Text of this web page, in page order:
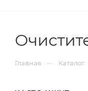
Главная — Каталог